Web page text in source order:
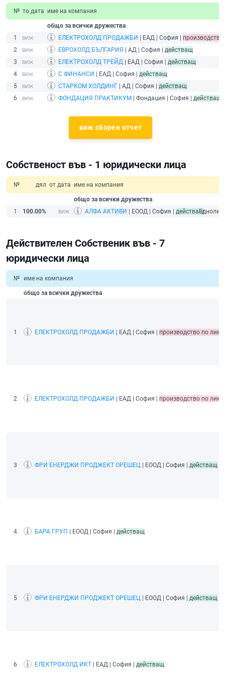
№ то дата име на компания
общо за всички дружества
1
ЕЛЕКТРОХОЛД ПРОДАЖБИ | ЕАД | София |
2
ЕВРОХОЛД БЪЛГАРИЯ | АД | София | действащ
3
ЕЛЕКТРОХОЛД ТРЕЙД | ЕАД | София | действащ
4
С ФИНАНСИ | ЕАД | София | действащ
5
СТАРКОМ ХОЛДИНГ | АД | София | действащ
6
ФОНДАЦИЯ ПРАКТИКУМ | Фондация | София | действащ
виж сборен отчет
Собственост във - 1 юридически лица
№ дял от дата име на компания
общо за всички дружества
1
100.00% АЛФА АКТИВИ | ЕООД | София | действащ
Действителен Собственик във - 7
юридически лица
№ име на компания
общо за всички дружества
1 ЕЛЕКТРОХОЛД ПРОДАЖБИ | ЕАД | София | производство по
2 ЕЛЕКТРОХОЛД ПРОДАЖБИ | ЕАД | София | производство по
3 ФРИ ЕНЕРДЖИ ПРОДЖЕКТ ОРЕШЕЦ | ЕООД | София | действащ
4 БАРА ГРУП | ЕООД | София | действащ
5 ФРИ ЕНЕРДЖИ ПРОДЖЕКТ ОРЕШЕЦ | ЕООД | София | действащ
6 ЕЛЕКТРОХОЛД ИКТ | ЕАД | София | действащ